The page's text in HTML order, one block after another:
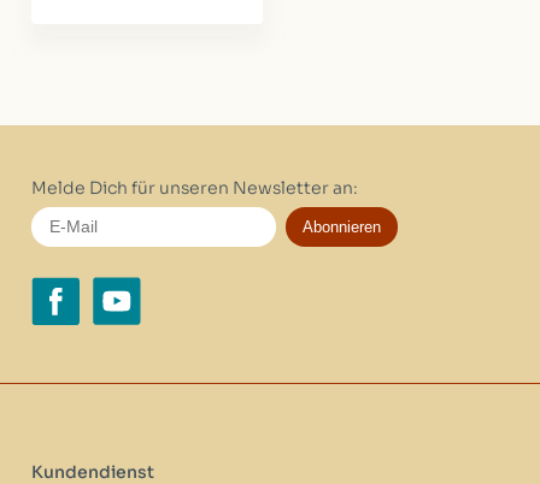
Melde Dich für unseren Newsletter an:
Abonnieren
Kundendienst